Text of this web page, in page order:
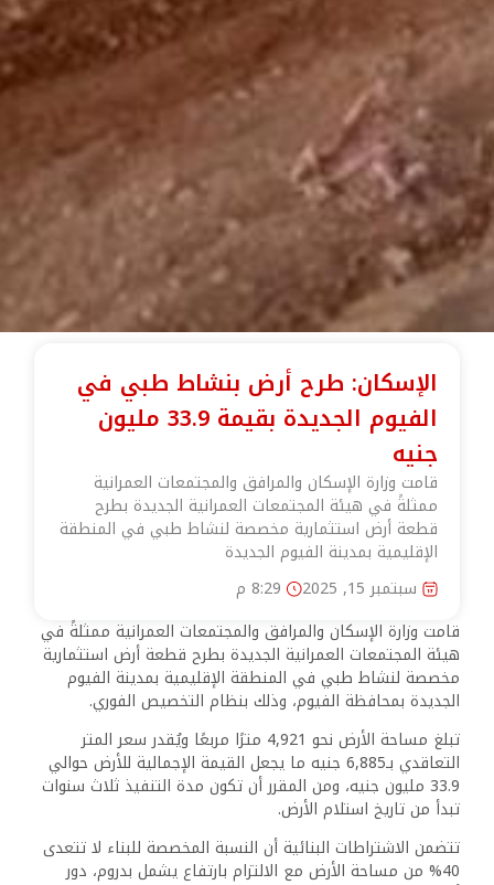
الإسكان: طرح أرض بنشاط طبي في
الفيوم الجديدة بقيمة 33.9 مليون
جنيه
قامت وزارة الإسكان والمرافق والمجتمعات العمرانية
ممثلةً في هيئة المجتمعات العمرانية الجديدة بطرح
قطعة أرض استثمارية مخصصة لنشاط طبي في المنطقة
الإقليمية بمدينة الفيوم الجديدة
سبتمبر 15, 2025
8:29 م
قامت وزارة الإسكان والمرافق والمجتمعات العمرانية ممثلةً في
هيئة المجتمعات العمرانية الجديدة بطرح قطعة أرض استثمارية
مخصصة لنشاط طبي في المنطقة الإقليمية بمدينة الفيوم
الجديدة بمحافظة الفيوم، وذلك بنظام التخصيص الفوري.
تبلغ مساحة الأرض نحو 4,921 مترًا مربعًا ويُقدر سعر المتر
التعاقدي بـ6,885 جنيه ما يجعل القيمة الإجمالية للأرض حوالي
33.9 مليون جنيه، ومن المقرر أن تكون مدة التنفيذ ثلاث سنوات
تبدأ من تاريخ استلام الأرض.
تتضمن الاشتراطات البنائية أن النسبة المخصصة للبناء لا تتعدى
40% من مساحة الأرض مع الالتزام بارتفاع يشمل بدروم، دور